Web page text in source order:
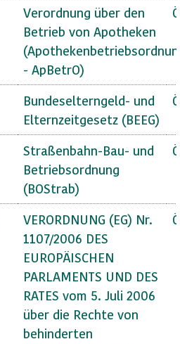
Verordnung über den
Betrieb von Apotheken
- ApBetrO)
Bundeselterngeld- und
Elternzeitgesetz (BEEG)
Straßenbahn-Bau- und
Betriebsordnung
(BOStrab)
VERORDNUNG (EG) Nr.
1107/2006 DES
EUROPÄISCHEN
PARLAMENTS UND DES
RATES vom 5. Juli 2006
über die Rechte von
behinderten